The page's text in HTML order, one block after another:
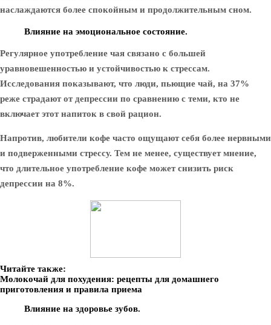
наслаждаются более спокойным и продолжительным сном.
Влияние на эмоциональное состояние.
Регулярное употребление чая связано с большей
уравновешенностью и устойчивостью к стрессам.
Исследования показывают, что люди, пьющие чай, на 37%
реже страдают от депрессии по сравнению с теми, кто не
включает этот напиток в свой рацион.
Напротив, любители кофе часто ощущают себя более нервными
и подверженными стрессу. Тем не менее, существует мнение,
что длительное употребление кофе может снизить риск
депрессии на 8%.
Читайте также:
Молокочай для похудения: рецепты для домашнего
приготовления и правила приема
Влияние на здоровье зубов.